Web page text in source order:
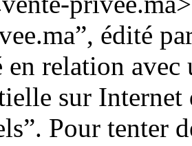
édité
relation avec
sur
Pour tenter